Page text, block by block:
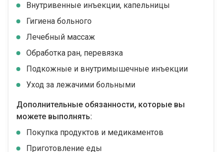
Внутривенные инъекции, капельницы
Гигиена больного
Лечебный массаж
Обработка ран, перевязка
Подкожные и внутримышечные инъекции
Уход за лежачими больными
Дополнительные обязанности, которые вы
можете выполнять:
Покупка продуктов и медикаментов
Приготовление еды